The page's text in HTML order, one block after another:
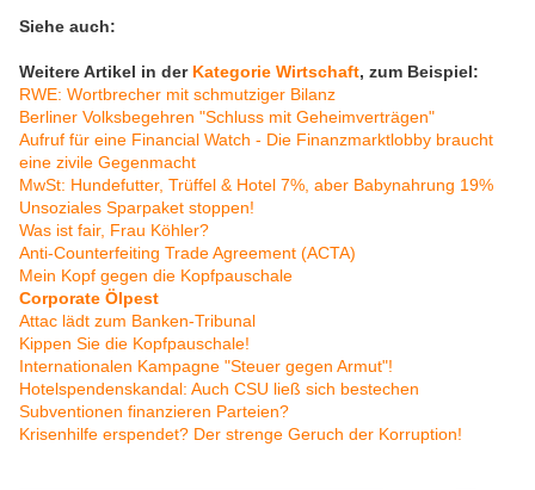
Siehe auch:
Weitere Artikel in der Kategorie Wirtschaft, zum Beispiel:
RWE: Wortbrecher mit schmutziger Bilanz
Berliner Volksbegehren "Schluss mit Geheimverträgen"
Aufruf für eine Financial Watch - Die Finanzmarktlobby braucht
eine zivile Gegenmacht
MwSt: Hundefutter, Trüffel & Hotel 7%, aber Babynahrung 19%
Unsoziales Sparpaket stoppen!
Was ist fair, Frau Köhler?
Anti-Counterfeiting Trade Agreement (ACTA)
Mein Kopf gegen die Kopfpauschale
Corporate Ölpest
Attac lädt zum Banken-Tribunal
Kippen Sie die Kopfpauschale!
Internationalen Kampagne "Steuer gegen Armut"!
Hotelspendenskandal: Auch CSU ließ sich bestechen
Subventionen finanzieren Parteien?
Krisenhilfe erspendet? Der strenge Geruch der Korruption!